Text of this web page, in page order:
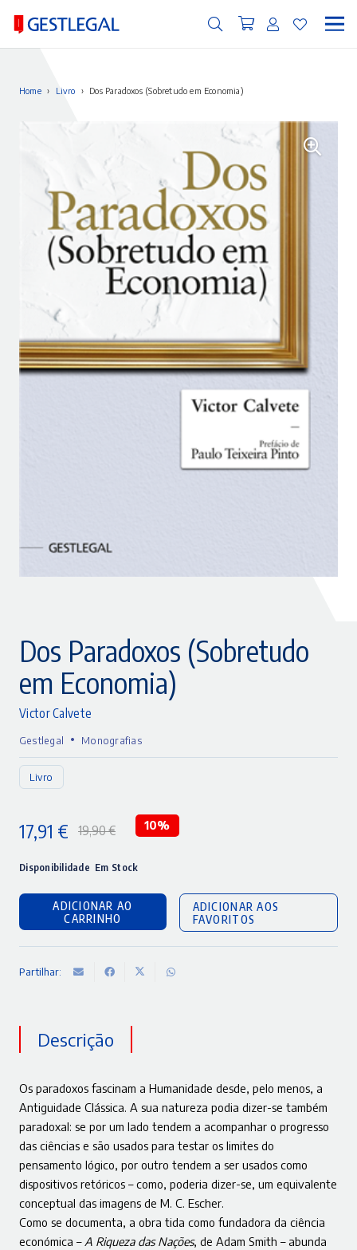
Home › Livro › Dos Paradoxos (Sobretudo em Economia)
Dos Paradoxos (Sobretudo
em Economia)
Victor Calvete
Gestlegal • Monografias
Livro
19,90€
preço
original
era:
19,90 €.
17,91 €
preço
atual
é:
17,91 €.
10%
Disponibilidade Em Stock
ADICIONAR AO
CARRINHO
ADICIONAR AOS
FAVORITOS
Partilhar:
Descrição
Os paradoxos fascinam a Humanidade desde, pelo menos, a
Antiguidade Clássica. A sua natureza podia dizer-se também
paradoxal: se por um lado tendem a acompanhar o progresso
das ciências e são usados para testar os limites do
pensamento lógico, por outro tendem a ser usados como
dispositivos retóricos – como, poderia dizer-se, um equivalente
conceptual das imagens de M. C. Escher.
Como se documenta, a obra tida como fundadora da ciência
económica – A Riqueza das Nações, de Adam Smith – abunda